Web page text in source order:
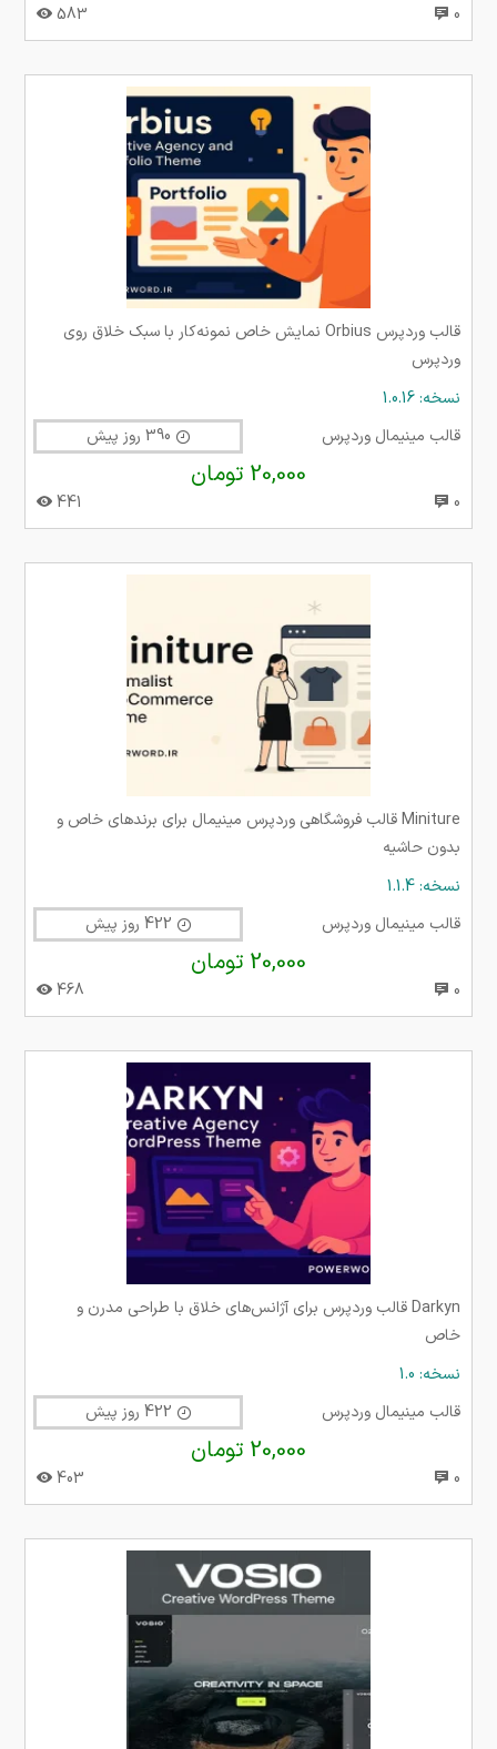
0
583
قالب وردپرس Orbius نمایش خاص نمونه‌کار با سبک خلاق روی
وردپرس
نسخه: 1.0.16
قالب مینیمال وردپرس
20,000 تومان
0
441
Miniture قالب فروشگاهی وردپرس مینیمال برای برندهای خاص و
بدون حاشیه
نسخه: 1.1.4
قالب مینیمال وردپرس
20,000 تومان
0
468
Darkyn قالب وردپرس برای آژانس‌های خلاق با طراحی مدرن و
خاص
نسخه: 1.0
قالب مینیمال وردپرس
20,000 تومان
0
403